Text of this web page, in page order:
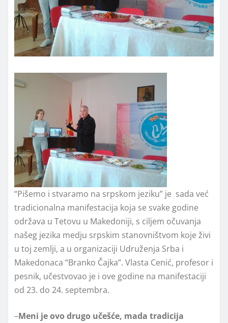
“Pišemo i stvaramo na srpskom jeziku” je sada već
tradicionalna manifestacija koja se svake godine
održava u Tetovu u Makedoniji, s ciljem očuvanja
našeg jezika medju srpskim stanovništvom koje živi
u toj zemlji, a u organizaciji Udruženja Srba i
Makedonaca “Branko Čajka”. Vlasta Cenić, profesor i
pesnik, učestvovao je i ove godine na manifestaciji
od 23. do 24. septembra.
–Meni je ovo drugo učešće, mada tradicija